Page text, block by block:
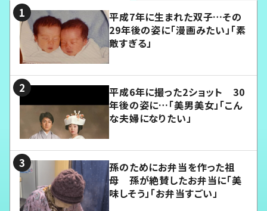
平成7年に生まれた双子…その
29年後の姿に「漫画みたい」「素
敵すぎる」
平成6年に撮った2ショット 30
年後の姿に…「美男美女」「こん
な夫婦になりたい」
孫のためにお弁当を作った祖
母 孫が絶賛したお弁当に「美
味しそう」「お弁当すごい」